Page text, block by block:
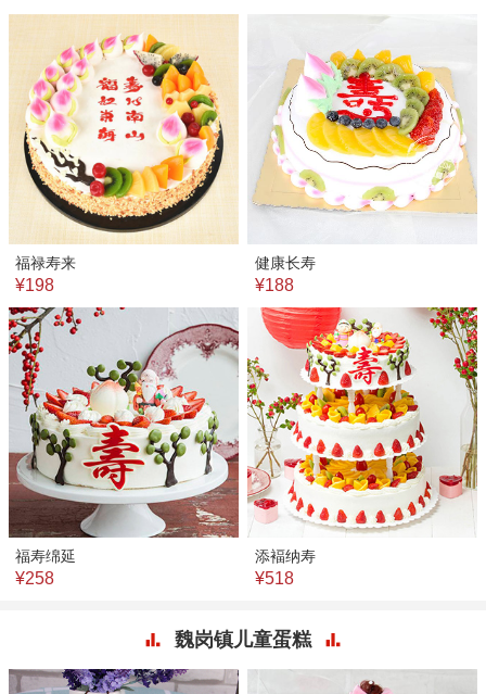
福禄寿来
¥198
健康长寿
¥188
福寿绵延
¥258
添褔纳寿
¥518
魏岗镇儿童蛋糕